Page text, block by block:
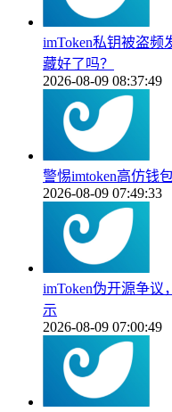
imToken私钥被盗
藏好了吗？
2026-08-09 08:37:49
警惕imtoken高仿钱
2026-08-09 07:49:33
imToken伪开源争
示
2026-08-09 07:00:49